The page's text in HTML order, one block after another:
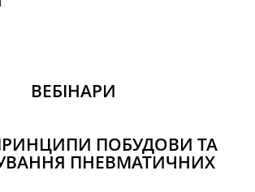
ВЕБІНАРИ
ПОБУДОВИ ТА
ПНЕВМАТИЧНИХ